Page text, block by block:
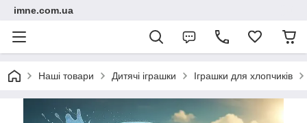
imne.com.ua
Наші товари Дитячі іграшки Іграшки для хлопчиків